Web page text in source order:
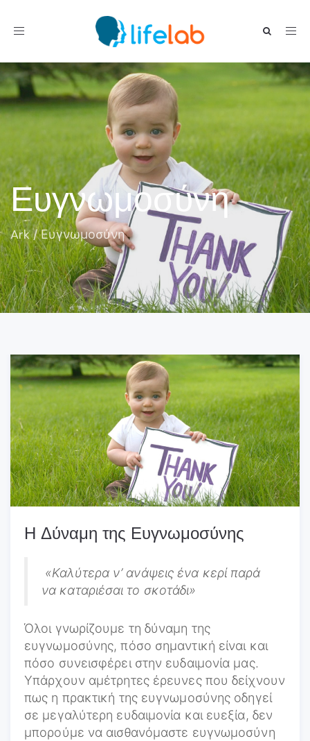
Toggle navigation
Ευγνωμοσύνη
Ark/Ευγνωμοσύνη
Η Δύναμη της Ευγνωμοσύνης
«Καλύτερα ν’ ανάψεις ένα κερί παρά
να καταριέσαι το σκοτάδι»
Όλοι γνωρίζουμε τη δύναμη της
ευγνωμοσύνης, πόσο σημαντική είναι και
πόσο συνεισφέρει στην ευδαιμονία μας.
Υπάρχουν αμέτρητες έρευνες που δείχνουν
πως η πρακτική της ευγνωμοσύνης οδηγεί
σε μεγαλύτερη ευδαιμονία και ευεξία, δεν
μπορούμε να αισθανόμαστε ευγνωμοσύνη